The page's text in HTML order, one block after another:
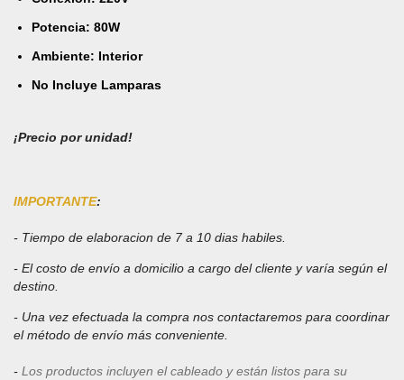
Potencia: 80W
Ambiente: Interior
No Incluye Lamparas
¡Precio por unidad!
IMPORTANTE:
- Tiempo de elaboracion de 7 a 10 dias habiles.
- El costo de envío a domicilio a cargo del cliente y varía según el
destino.
- Una vez efectuada la compra nos contactaremos para coordinar
el método de envío más conveniente.
- Los productos incluyen el cableado y están listos para su